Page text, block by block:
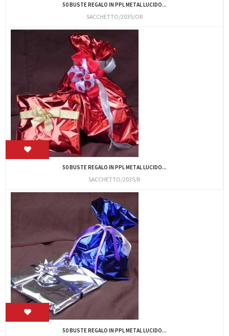
50 BUSTE REGALO IN PPL METAL LUCIDO...
SACCHETTO/2035/OR
50 BUSTE REGALO IN PPL METAL LUCIDO...
SACCHETTO/2035/R
50 BUSTE REGALO IN PPL METAL LUCIDO...